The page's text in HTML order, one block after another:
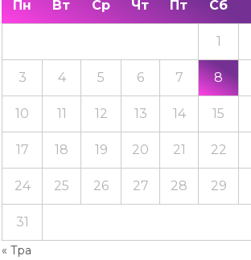
Пн Вт Ср Чт Пт Сб
« Тра
1
3 4 5 6 7 8
10 11 12 13 14 15
17 18 19 20 21 22
24 25 26 27 28 29
31